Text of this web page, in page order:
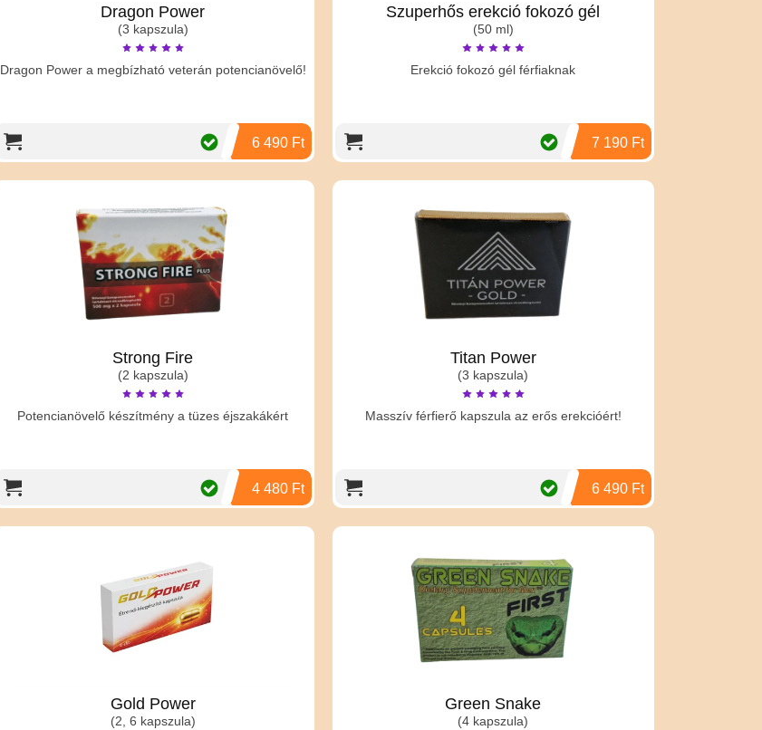
Dragon Power
(3 kapszula)
Dragon Power a megbízható veterán potencianövelő!
6 490 Ft
Szuperhős erekció fokozó gél
(50 ml)
Erekció fokozó gél férfiaknak
7 190 Ft
Strong Fire
(2 kapszula)
Potencianövelő készítmény a tüzes éjszakákért
4 480 Ft
Titan Power
(3 kapszula)
Masszív férfierő kapszula az erős erekcióért!
6 490 Ft
Gold Power
(2, 6 kapszula)
Green Snake
(4 kapszula)